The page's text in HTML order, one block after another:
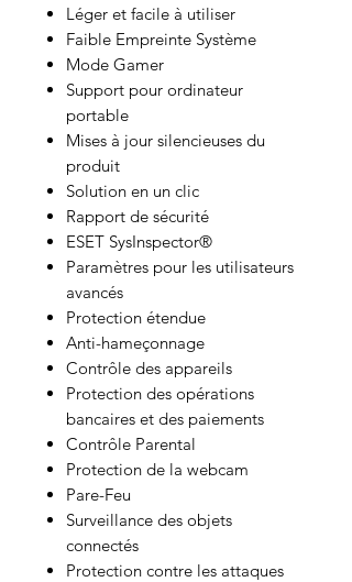
Léger et facile à utiliser
Faible Empreinte Système
Mode Gamer
Support pour ordinateur
portable
Mises à jour silencieuses du
produit
Solution en un clic
Rapport de sécurité
ESET SysInspector®
Paramètres pour les utilisateurs
avancés
Protection étendue
Anti-hameçonnage
Contrôle des appareils
Protection des opérations
bancaires et des paiements
Contrôle Parental
Protection de la webcam
Pare-Feu
Surveillance des objets
connectés
Protection contre les attaques